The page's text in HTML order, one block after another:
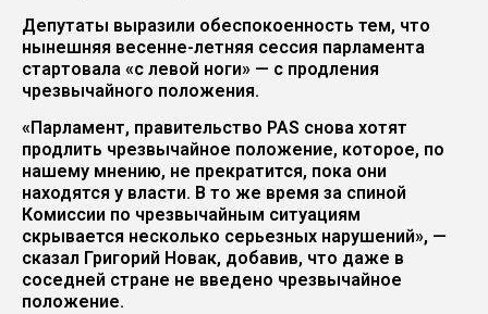
Депутаты выразили обеспокоенность тем, что
нынешняя весенне-летняя сессия парламента
стартовала «с левой ноги» — с продления
чрезвычайного положения.
«Парламент, правительство PAS снова хотят
продлить чрезвычайное положение, которое, по
нашему мнению, не прекратится, пока они
находятся у власти. В то же время за спиной
Комиссии по чрезвычайным ситуациям
скрывается несколько серьезных нарушений», —
сказал Григорий Новак, добавив, что даже в
соседней стране не введено чрезвычайное
положение.